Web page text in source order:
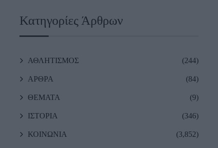
Κατηγορίες Άρθρων
ΑΘΛΗΤΙΣΜΟΣ (244)
ΑΡΘΡΑ (84)
ΘΕΜΑΤΑ (9)
ΙΣΤΟΡΙΑ (346)
ΚΟΙΝΩΝΙΑ (3,852)